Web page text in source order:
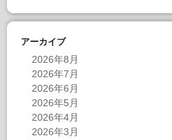
アーカイブ
2026年8月
2026年7月
2026年6月
2026年5月
2026年4月
2026年3月